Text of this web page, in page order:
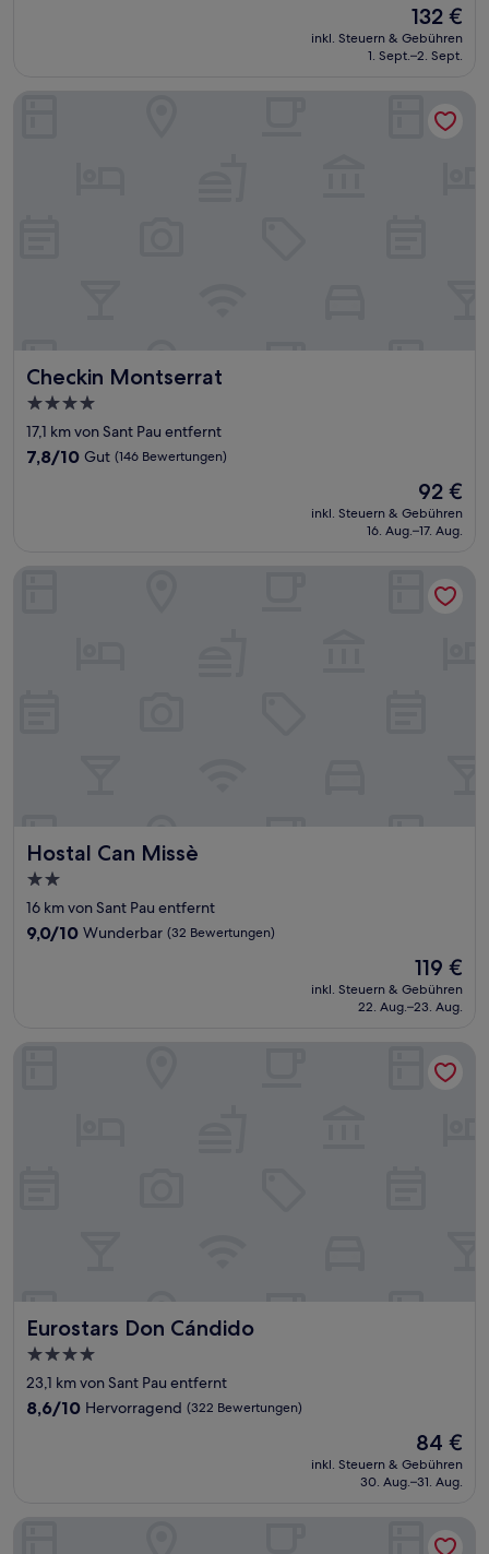
Bewertungen)
Der
Preis
beträgt
132 €
inkl. Steuern & Gebühren
1. Sept.–2. Sept.
Checkin Montserrat
Checkin Montserrat
4.0-
Sterne-
Unterkunft
17,1 km von Sant Pau entfernt
7.8
7,8/10 Gut (146 Bewertungen)
Der
Preis
beträgt
92 €
inkl. Steuern & Gebühren
16. Aug.–17. Aug.
Checkin Montserrat
Hostal Can Missè
Hostal Can Missè
2.0-
Sterne-
Unterkunft
16 km von Sant Pau entfernt
9.0
9,0/10 Wunderbar (32 Bewertungen)
Der
Preis
beträgt
119 €
inkl. Steuern & Gebühren
22. Aug.–23. Aug.
Eurostars Don Cándido
Eurostars Don Cándido
4.0-
Sterne-
Unterkunft
23,1 km von Sant Pau entfernt
8.6
8,6/10 Hervorragend (322 Bewertungen)
Der
Preis
beträgt
84 €
inkl. Steuern & Gebühren
30. Aug.–31. Aug.
Eurostars Don Cándido